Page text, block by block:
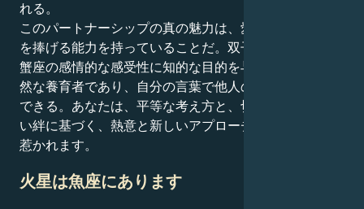
れる。
このパートナーシップの真の魅力は、愛にハートと頭脳
を捧げる能力を持っていることだ。双子座のハートは、
蟹座の感情的な感受性に知的な目的を与え、あなたは自
然な養育者であり、自分の言葉で他人の魂を養うことが
できる。あなたは、平等な考え方と、切れないほどの固
い絆に基づく、熱意と新しいアプローチに満ちた関係に
惹かれます。
火星は魚座にあります